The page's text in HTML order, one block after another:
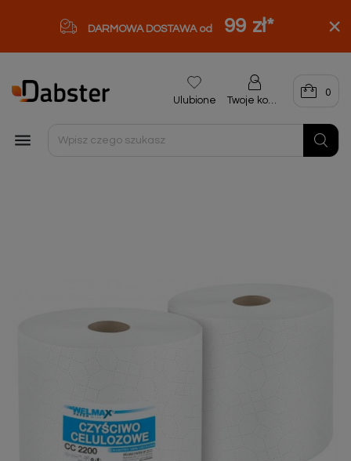
DARMOWA DOSTAWA od 99 zł*

Ulubione Twoje konto
0